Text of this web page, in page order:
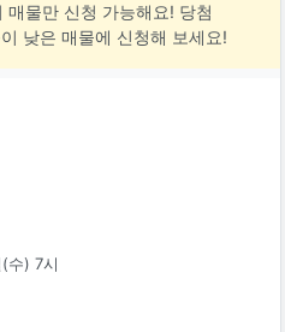
매물만 신청 가능해요! 당첨
낮은 매물에 신청해 보세요!
수) 7시